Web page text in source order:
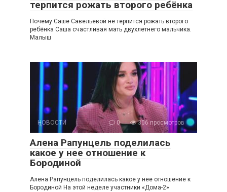
терпится рожать второго ребёнка
Почему Саше Савельевой не терпится рожать второго
ребёнка Саша счастливая мать двухлетнего мальчика.
Малыш
НОВОСТИ 0 306 просмотров
Алена Рапунцель поделилась
какое у нее отношение к
Бородиной
Алена Рапунцель поделилась какое у нее отношение к
Бородиной На этой неделе участники «Дома-2»